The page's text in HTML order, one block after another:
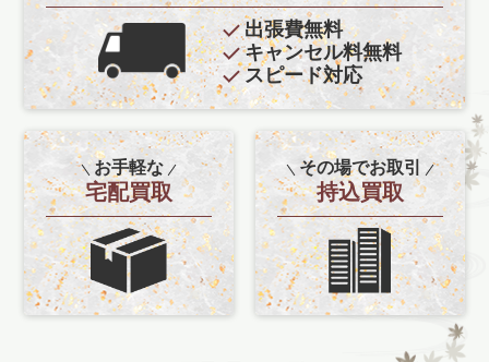
出張費無料
キャンセル料無料
スピード対応
お手軽な
宅配買取
その場でお取引
持込買取